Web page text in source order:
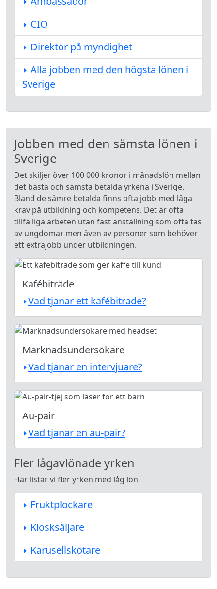
CIO
Direktör på myndighet
Alla jobben med den högsta lönen i
Sverige
Jobben med den sämsta lönen i
Sverige
Det skiljer över 100 000 kronor i månadslön mellan
det bästa och sämsta betalda yrkena i Sverige.
Bland de sämre betalda finns ofta jobb med låga
krav på utbildning och kompetens. Det är ofta
tillfälliga arbeten utan fast anställning som ofta tas
av ungdomar men även av personer som behöver
ett extrajobb under utbildningen.
Kafébiträde
Vad tjänar ett kafébiträde?
Marknadsundersökare
Vad tjänar en intervjuare?
Au-pair
Vad tjänar en au-pair?
Fler lågavlönade yrken
Här listar vi fler yrken med låg lön.
Fruktplockare
Kiosksäljare
Karusellskötare